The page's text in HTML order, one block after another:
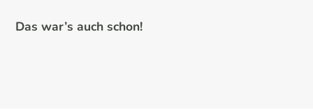
Das war’s auch schon!